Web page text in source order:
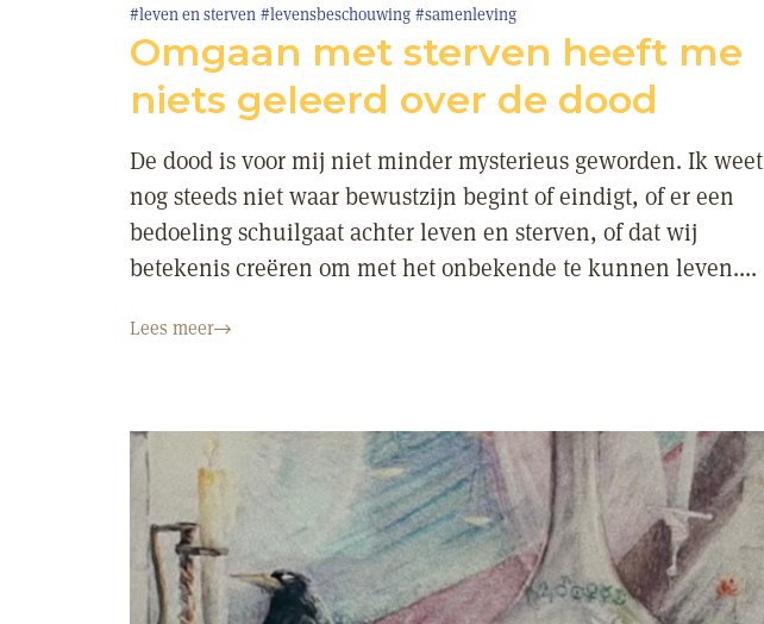
#leven en sterven #levensbeschouwing #samenleving
Omgaan met sterven heeft me
niets geleerd over de dood
De dood is voor mij niet minder mysterieus geworden. Ik weet
nog steeds niet waar bewustzijn begint of eindigt, of er een
bedoeling schuilgaat achter leven en sterven, of dat wij
betekenis creëren om met het onbekende te kunnen leven....
Lees meer